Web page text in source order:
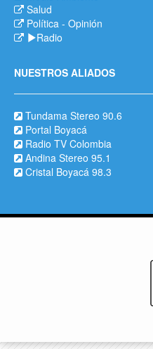
Salud
Política - Opinión
Radio
NUESTROS ALIADOS
Tundama Stereo 90.6
Portal Boyacá
Radio TV Colombia
Andina Stereo 95.1
Cristal Boyacá 98.3